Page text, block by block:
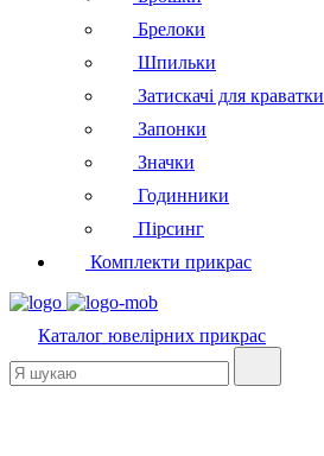
Брелоки
Шпильки
Затискачі для краватки
Запонки
Значки
Годинники
Пірсинг
Комплекти прикрас
Каталог ювелірних прикрас